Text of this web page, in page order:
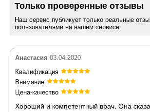
Только проверенные отзывы
Наш сервис публикует только реальные
пользователями на нашем сервисе.
Анастасия 03.04.2020
Квалификация
Внимание
Цена-качество
Хороший и компетентный врач. Она